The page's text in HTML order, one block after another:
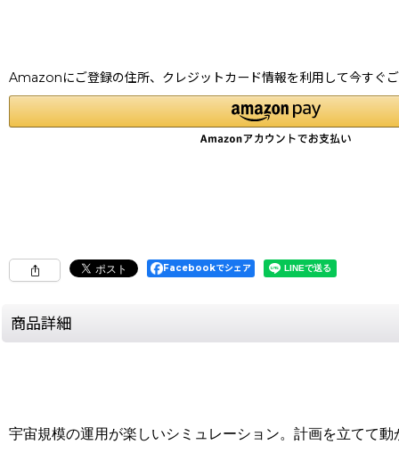
Amazonにご登録の住所、クレジットカード情報を利用して今すぐ
Facebookでシェア
商品詳細
宇宙規模の運用が楽しいシミュレーション。計画を立てて